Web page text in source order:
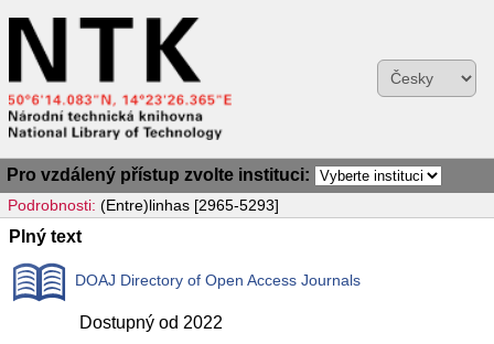
Pro vzdálený přístup zvolte instituci:
Podrobnosti: (Entre)linhas [2965-5293]
Plný text
DOAJ Directory of Open Access Journals
Dostupný od 2022